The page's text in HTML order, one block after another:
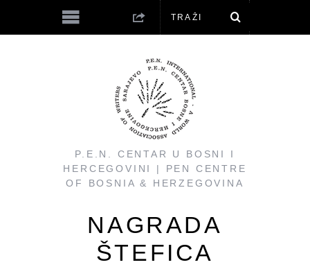
P.E.N. CENTAR U BOSNI I
HERCEGOVINI | PEN CENTRE
OF BOSNIA & HERZEGOVINA
NAGRADA
ŠTEFICA